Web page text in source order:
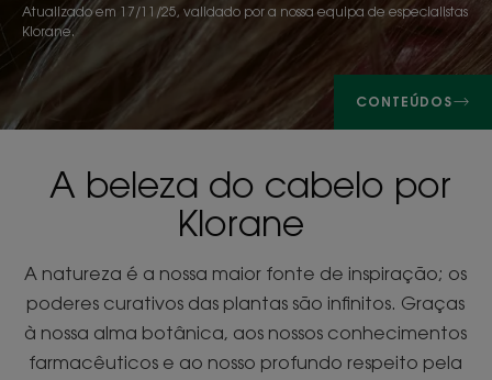
Atualizado em 17/11/25, validado por a nossa equipa de especialistas
Klorane.
CONTEÚDOS
A beleza do cabelo por
Klorane
A natureza é a nossa maior fonte de inspiração; os
poderes curativos das plantas são infinitos. Graças
à nossa alma botânica, aos nossos conhecimentos
farmacêuticos e ao nosso profundo respeito pela